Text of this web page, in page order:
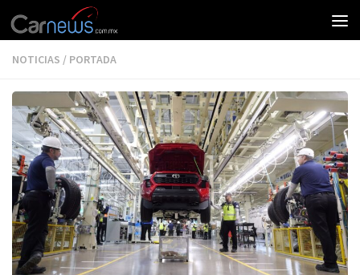
NOTICIAS / PORTADA